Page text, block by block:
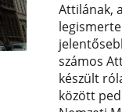
Attilának,
számos
készült
között